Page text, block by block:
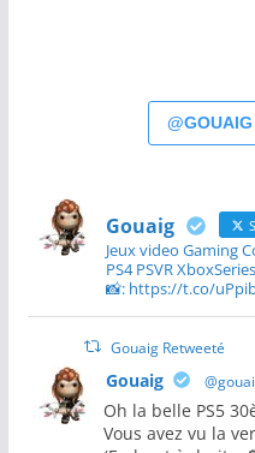
Gouaig
Jeux video Gaming
PS4 PSVR
📸: https://t.co/
Gouaig Retweeté
Gouaig
Oh la belle PS5
Vous avez vu la